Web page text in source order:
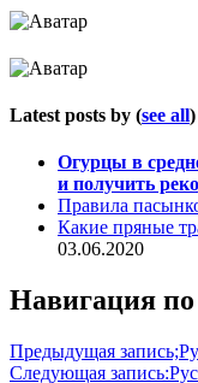
Latest posts by (see all)
Огурцы в
и получить
Правила
Какие пряные
03.06.2020
Навигация
Предыдущая запись;
Следующая запись: